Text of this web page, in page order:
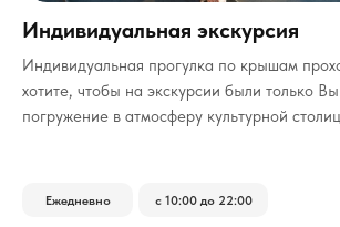
Индивидуальная прогулка по крышам
хотите, чтобы на экскурсии были только
погружение в атмосферу культурной
Ежедневно с 10:00 до 22:00
Индивидуальная экскурсия